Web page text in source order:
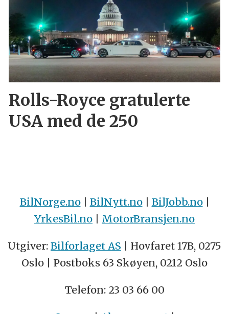
Rolls-Royce gratulerte
USA med de 250
BilNorge.no| BilNytt.no| BilJobb.no|
YrkesBil.no | MotorBransjen.no
Utgiver: Bilforlaget AS | Hovfaret 17B, 0275
Oslo | Postboks 63 Skøyen, 0212 Oslo
Telefon: 23 03 66 00